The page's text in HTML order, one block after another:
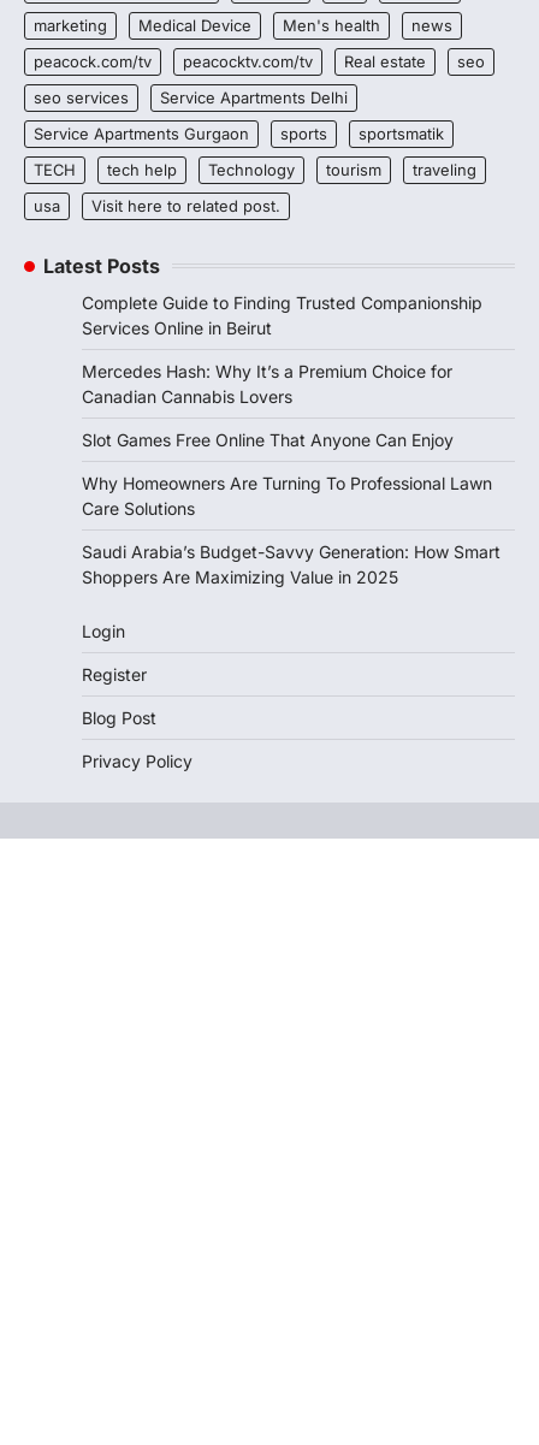
marketing
Medical Device Men's health
news
peacock.com/tv
peacocktv.com/tv Real estate
seo
seo services
Service Apartments Delhi
Service Apartments Gurgaon
sports
sportsmatik
TECH
tech help Technology tourism
traveling
usa
Visit here to related post.
Latest Posts
Complete Guide to Finding Trusted Companionship
Services Online in Beirut
Mercedes Hash: Why It’s a Premium Choice for
Canadian Cannabis Lovers
Slot Games Free Online That Anyone Can Enjoy
Why Homeowners Are Turning To Professional Lawn
Care Solutions
Saudi Arabia’s Budget-Savvy Generation: How Smart
Shoppers Are Maximizing Value in 2025
Login
Register
Blog Post
Privacy Policy